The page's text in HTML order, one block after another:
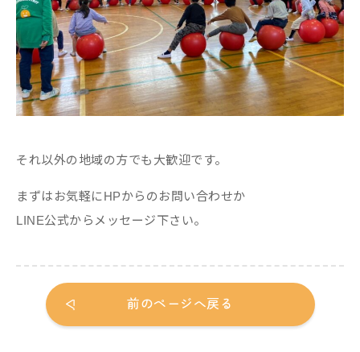
それ以外の地域の方でも大歓迎です。
まずはお気軽にHPからのお問い合わせか
LINE公式からメッセージ下さい。
前のページへ戻る